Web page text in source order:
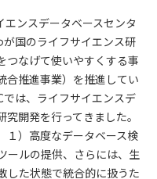
ンスデータベースセンタ
国のライフサイエンス研
つなげて使いやすくする事
合推進事業）を推進してい
は、ライフサイエンスデ
開発を行ってきました。
１）高度なデータベース検
ールの提供、さらには、生
した状態で統合的に扱うた